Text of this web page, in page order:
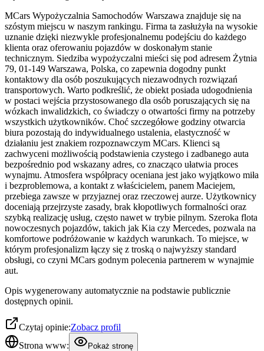
MCars Wypożyczalnia Samochodów Warszawa znajduje się na
szóstym miejscu w naszym rankingu. Firma ta zasłużyła na wysokie
uznanie dzięki niezwykle profesjonalnemu podejściu do każdego
klienta oraz oferowaniu pojazdów w doskonałym stanie
technicznym. Siedziba wypożyczalni mieści się pod adresem Żytnia
79, 01-149 Warszawa, Polska, co zapewnia dogodny punkt
kontaktowy dla osób poszukujących niezawodnych rozwiązań
transportowych. Warto podkreślić, że obiekt posiada udogodnienia
w postaci wejścia przystosowanego dla osób poruszających się na
wózkach inwalidzkich, co świadczy o otwartości firmy na potrzeby
wszystkich użytkowników. Choć szczegółowe godziny otwarcia
biura pozostają do indywidualnego ustalenia, elastyczność w
działaniu jest znakiem rozpoznawczym MCars. Klienci są
zachwyceni możliwością podstawienia czystego i zadbanego auta
bezpośrednio pod wskazany adres, co znacząco ułatwia proces
wynajmu. Atmosfera współpracy oceniana jest jako wyjątkowo miła
i bezproblemowa, a kontakt z właścicielem, panem Maciejem,
przebiega zawsze w przyjaznej oraz rzeczowej aurze. Użytkownicy
doceniają przejrzyste zasady, brak kłopotliwych formalności oraz
szybką realizację usług, często nawet w trybie pilnym. Szeroka flota
nowoczesnych pojazdów, takich jak Kia czy Mercedes, pozwala na
komfortowe podróżowanie w każdych warunkach. To miejsce, w
którym profesjonalizm łączy się z troską o najwyższy standard
obsługi, co czyni MCars godnym polecenia partnerem w wynajmie
aut.
Opis wygenerowany automatycznie na podstawie publicznie
dostępnych opinii.
Czytaj opinie:Zobacz profil
Strona www:
Pokaż stronę